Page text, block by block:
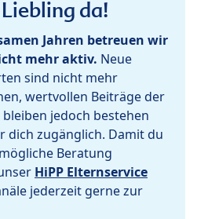
da!
Jahren betreuen wir
mehr aktiv. Neue
sind nicht mehr
wertvollen Beiträge der
jedoch bestehen
dich zugänglich. Damit du
Beratung
HiPP Elternservice
jederzeit gerne zur